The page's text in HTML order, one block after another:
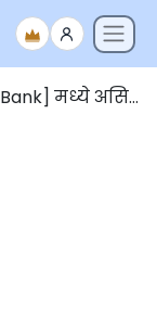
पदांची भरती अंतिम परीक्षा निकाल